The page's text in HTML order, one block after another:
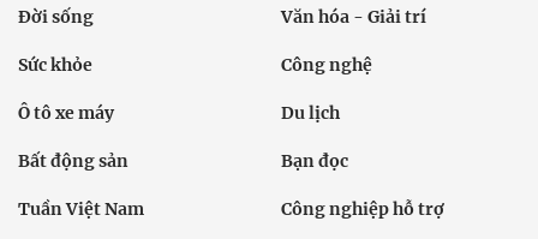
Đời sống Văn hóa - Giải trí
Sức khỏe Công nghệ
Ô tô xe máy Du lịch
Bất động sản Bạn đọc
Tuần Việt Nam Công nghiệp hỗ trợ